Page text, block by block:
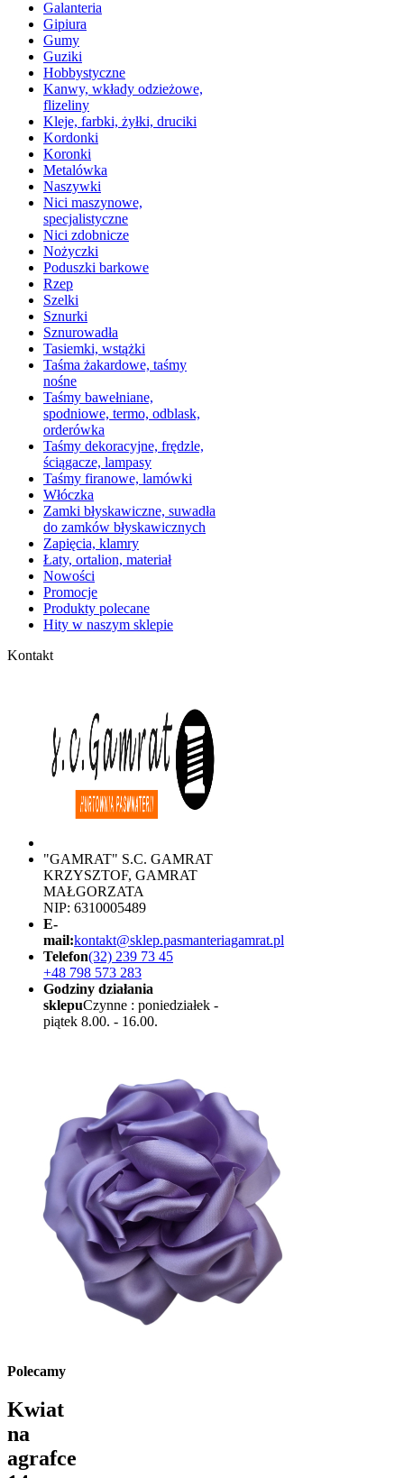
Galanteria
Gipiura
Gumy
Guziki
Hobbystyczne
Kanwy, wkłady odzieżowe,
flizeliny
Kleje, farbki, żyłki, druciki
Kordonki
Koronki
Metalówka
Naszywki
Nici maszynowe,
specjalistyczne
Nici zdobnicze
Nożyczki
Poduszki barkowe
Rzep
Szelki
Sznurki
Sznurowadła
Tasiemki, wstążki
Taśma żakardowe, taśmy
nośne
Taśmy bawełniane,
spodniowe, termo, odblask,
orderówka
Taśmy dekoracyjne, frędzle,
ściągacze, lampasy
Taśmy firanowe, lamówki
Włóczka
Zamki błyskawiczne, suwadła
do zamków błyskawicznych
Zapięcia, klamry
Łaty, ortalion, materiał
Nowości
Promocje
Produkty polecane
Hity w naszym sklepie
Kontakt
"GAMRAT" S.C. GAMRAT
KRZYSZTOF, GAMRAT
MAŁGORZATA
NIP: 6310005489
E-
mail:kontakt@sklep.pasmanteriagamrat.pl
Telefon(32) 239 73 45
+48 798 573 283
Godziny działania
sklepuCzynne : poniedziałek -
piątek 8.00. - 16.00.
Polecamy
Kwiat
na
agrafce